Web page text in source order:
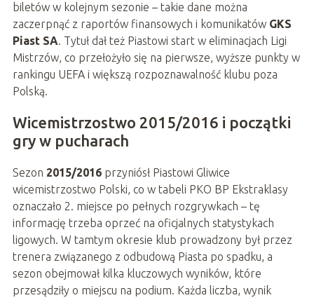
biletów w kolejnym sezonie – takie dane można
zaczerpnąć z raportów finansowych i komunikatów GKS
Piast SA. Tytuł dał też Piastowi start w eliminacjach Ligi
Mistrzów, co przełożyło się na pierwsze, wyższe punkty w
rankingu UEFA i większą rozpoznawalność klubu poza
Polską.
Wicemistrzostwo 2015/2016 i początki
gry w pucharach
Sezon 2015/2016przyniósł Piastowi Gliwice
wicemistrzostwo Polski, co w tabeli PKO BP Ekstraklasy
oznaczało 2. miejsce po pełnych rozgrywkach – tę
informację trzeba oprzeć na oficjalnych statystykach
ligowych. W tamtym okresie klub prowadzony był przez
trenera związanego z odbudową Piasta po spadku, a
sezon obejmował kilka kluczowych wyników, które
przesądziły o miejscu na podium. Każda liczba, wynik